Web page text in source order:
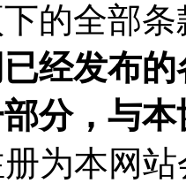
的全部条
经发布的
分，与
为本网站